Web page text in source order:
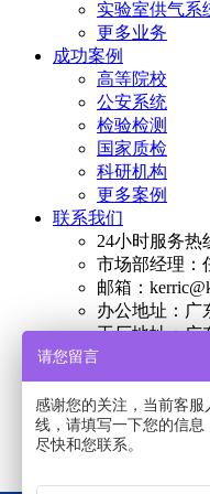
实验室供气系
更多业务
成功案例
高等院校
公安系统
检验检测
国家质检
科研机构
更多案例
联系我们
24小时服务热
市场部经理：
邮箱：
办公地址：广
工厂地址：广
简介：科艺普
Copyright © 2023-
统一社会信用代码：
请您留言
感谢您的关注，当前客服
线，请填写一下您的信息
尽快和您联系。